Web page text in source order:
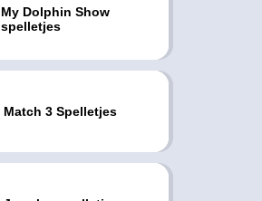
My Dolphin Show
spelletjes
Match 3 Spelletjes